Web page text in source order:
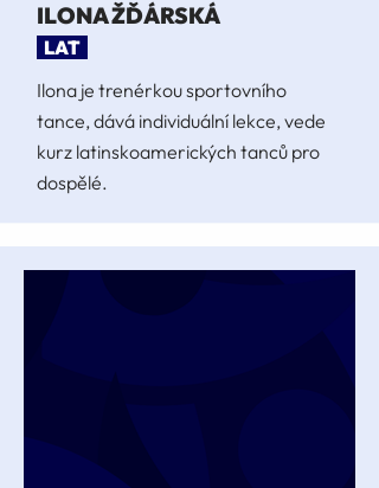
ILONA ŽĎÁRSKÁ
LAT
Ilona je trenérkou sportovního
tance, dává individuální lekce, vede
kurz latinskoamerických tanců pro
dospělé.